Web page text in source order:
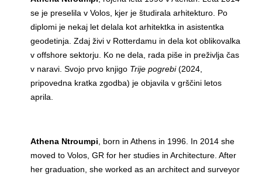
se je preselila v Volos, kjer je študirala arhitekturo. Po
diplomi je nekaj let delala kot arhitektka in asistentka
geodetinja. Zdaj živi v Rotterdamu in dela kot oblikovalka
v offshore sektorju. Ko ne dela, rada piše in preživlja čas
v naravi. Svojo prvo knjigo Trije pogrebi(2024,
pripovedna kratka zgodba) je objavila v grščini letos
aprila.
Athena Ntroumpi , born in Athens in 1996. In 2014 she
moved to Volos, GR for her studies in Architecture. After
her graduation, she worked as an architect and surveyor